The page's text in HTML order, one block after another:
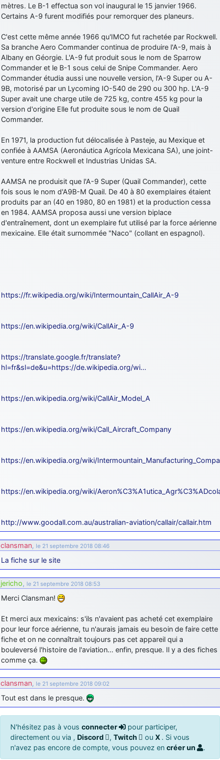
mètres. Le B-1 effectua son vol inaugural le 15 janvier 1966.
Certains A-9 furent modifiés pour remorquer des planeurs.
C'est cette même année 1966 qu'IMCO fut rachetée par Rockwell.
Sa branche Aero Commander continua de produire l'A-9, mais à
Albany en Géorgie. L'A-9 fut produit sous le nom de Sparrow
Commander et le B-1 sous celui de Snipe Commander. Aero
Commander étudia aussi une nouvelle version, l'A-9 Super ou A-
9B, motorisé par un Lycoming IO-540 de 290 ou 300 hp. L'A-9
Super avait une charge utile de 725 kg, contre 455 kg pour la
version d'origine Elle fut produite sous le nom de Quail
Commander.
En 1971, la production fut délocalisée à Pasteje, au Mexique et
confiée à AAMSA (Aeronáutica Agrícola Mexicana SA), une joint-
venture entre Rockwell et Industrias Unidas SA.
AAMSA ne produisit que l'A-9 Super (Quail Commander), cette
fois sous le nom d'A9B-M Quail. De 40 à 80 exemplaires étaient
produits par an (40 en 1980, 80 en 1981) et la production cessa
en 1984. AAMSA proposa aussi une version biplace
d'entraînement, dont un exemplaire fut utilisé par la force aérienne
mexicaine. Elle était surnommée "Naco" (collant en espagnol).
https://fr.wikipedia.org/wiki/Intermountain_CallAir_A-9
https://en.wikipedia.org/wiki/CallAir_A-9
https://translate.google.fr/translate?
hl=fr&sl=de&u=https://de.wikipedia.org/wi…
https://en.wikipedia.org/wiki/CallAir_Model_A
https://en.wikipedia.org/wiki/Call_Aircraft_Company
https://en.wikipedia.org/wiki/
https://en.wikipedia.org/wiki/
http://www.goodall.com.au/australian-aviation/callair/callair.htm
clansman, le 21 septembre 2018 08:46
La fiche sur le site
jericho, le 21 septembre 2018 08:53
Merci Clansman!
Et merci aux mexicains: s'ils n'avaient pas acheté cet exemplaire
pour leur force aérienne, tu n'aurais jamais eu besoin de faire cette
fiche et on ne connaîtrait toujours pas cet appareil qui a
bouleversé l'histoire de l'aviation… enfin, presque. Il y a des fiches
comme ça.
clansman, le 21 septembre 2018 09:02
Tout est dans le presque.
N'hésitez pas à vous connecter
pour participer,
directement ou via , Discord , Twitch ou X . Si vous
n'avez pas encore de compte, vous pouvez en créer un .